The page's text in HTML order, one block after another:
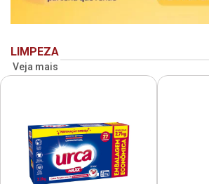
LIMPEZA
Veja mais